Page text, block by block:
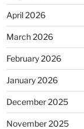
April 2026
March 2026
February 2026
January 2026
December 2025
November 2025